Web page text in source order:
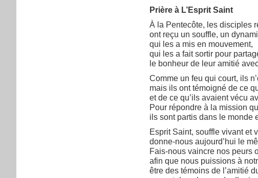
Prière à L’Esprit Saint
À la Pentecôte, les disciples
ont reçu un souffle, un
qui les a mis en mouvement,
qui les a fait sortir pour
le bonheur de leur amitié
Comme un feu qui court, ils
mais ils ont témoigné de ce
et de ce qu’ils avaient vécu
Pour répondre à la mission
ils sont partis dans le monde
Esprit Saint, souffle vivant et
donne-nous aujourd’hui le
Fais-nous vaincre nos peurs
afin que nous puissions à
être des témoins de l’amitié